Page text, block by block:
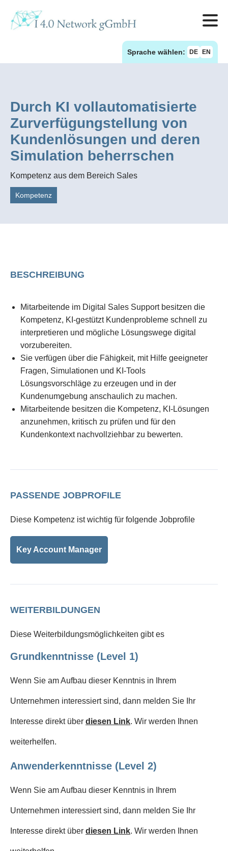
Sprache wählen: DE EN
Durch KI vollautomatisierte
Zurverfügungstellung von
Kundenlösungen und deren
Simulation beherrschen
Kompetenz aus dem Bereich Sales
Kompetenz
BESCHREIBUNG
Mitarbeitende im Digital Sales Support besitzen die
Kompetenz, KI-gestützt Kundenprobleme schnell zu
interpretieren und mögliche Lösungswege digital
vorzubereiten.
Sie verfügen über die Fähigkeit, mit Hilfe geeigneter
Fragen, Simulationen und KI-Tools
Lösungsvorschläge zu erzeugen und in der
Kundenumgebung anschaulich zu machen.
Mitarbeitende besitzen die Kompetenz, KI-Lösungen
anzunehmen, kritisch zu prüfen und für den
Kundenkontext nachvollziehbar zu bewerten.
PASSENDE JOBPROFILE
Diese Kompetenz ist wichtig für folgende Jobprofile
Key Account Manager
WEITERBILDUNGEN
Diese Weiterbildungsmöglichkeiten gibt es
Grundkenntnisse (Level 1)
Wenn Sie am Aufbau dieser Kenntnis in Ihrem
Unternehmen interessiert sind, dann melden Sie Ihr
Interesse direkt über diesen Link. Wir werden Ihnen
weiterhelfen.
Anwenderkenntnisse (Level 2)
Wenn Sie am Aufbau dieser Kenntnis in Ihrem
Unternehmen interessiert sind, dann melden Sie Ihr
Interesse direkt über diesen Link. Wir werden Ihnen